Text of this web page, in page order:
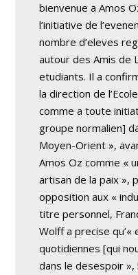
bienvenue a Amos
l’initiative de
nombre d’eleves
autour des Amis de
etudiants. Il a
la direction de
comme a toute
groupe normalien]
Moyen-Orient »,
Amos Oz comme «
artisan de la paix »,
opposition aux «
titre personnel,
Wolff a precise
quotidiennes [qui
dans le desespoir